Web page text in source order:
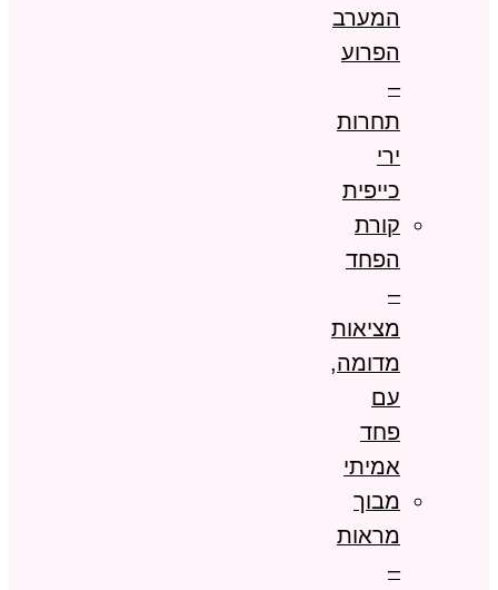
המערב
הפרוע
–
תחרות
ירי
כייפית
קורת
הפחד
–
מציאות
מדומה,
עם
פחד
אמיתי
מבוך
מראות
–